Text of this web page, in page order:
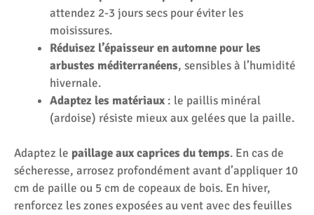
attendez 2-3 jours secs pour éviter les
moisissures.
Réduisez l’épaisseur en automne pour les
arbustes méditerranéens, sensibles à l’humidité
hivernale.
Adaptez les matériaux : le paillis minéral
(ardoise) résiste mieux aux gelées que la paille.
Adaptez le paillage aux caprices du temps. En cas de
sécheresse, arrosez profondément avant d’appliquer 10
cm de paille ou 5 cm de copeaux de bois. En hiver,
renforcez les zones exposées au vent avec des feuilles